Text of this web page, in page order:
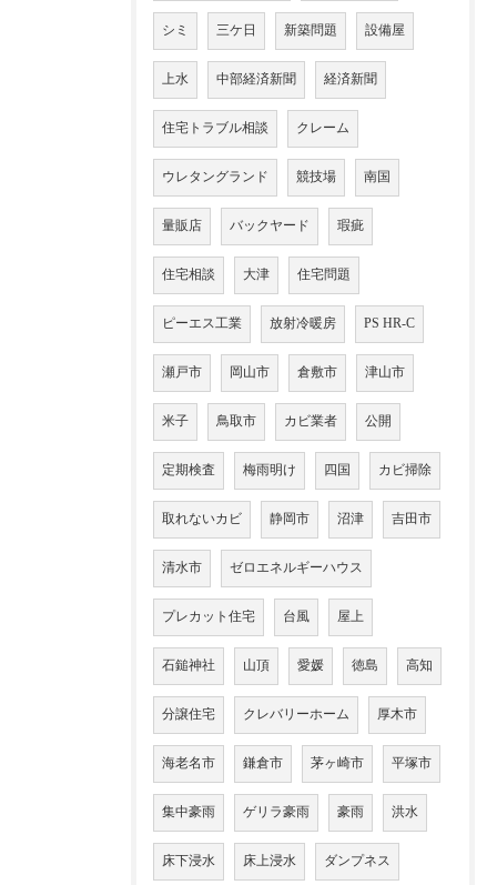
シミ 三ケ日 新築問題 設備屋
上水 中部経済新聞 経済新聞
住宅トラブル相談 クレーム
ウレタングランド 競技場 南国
量販店 バックヤード 瑕疵
住宅相談 大津 住宅問題
ピーエス工業 放射冷暖房 PS HR-C
瀬戸市 岡山市 倉敷市 津山市
米子 鳥取市 カビ業者 公開
定期検査 梅雨明け 四国 カビ掃除
取れないカビ 静岡市 沼津 吉田市
清水市 ゼロエネルギーハウス
プレカット住宅 台風 屋上
石鎚神社 山頂 愛媛 徳島 高知
分譲住宅 クレバリーホーム 厚木市
海老名市 鎌倉市 茅ヶ崎市 平塚市
集中豪雨 ゲリラ豪雨 豪雨 洪水
床下浸水 床上浸水 ダンプネス